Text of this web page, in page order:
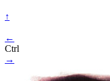
↑
←
Ctrl
→